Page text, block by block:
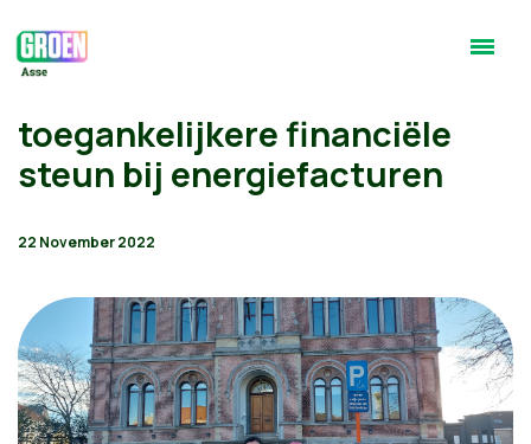
toegankelijkere financiële
steun bij energiefacturen
22 November 2022